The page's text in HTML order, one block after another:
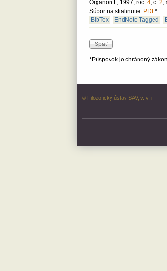
Organon F, 1997, roč. 4, č. 2,
Súbor na stiahnutie: PDF*
BibTex
EndNote Tagged
*Príspevok je chránený
© Filozofický ústav SAV, v. v. i.